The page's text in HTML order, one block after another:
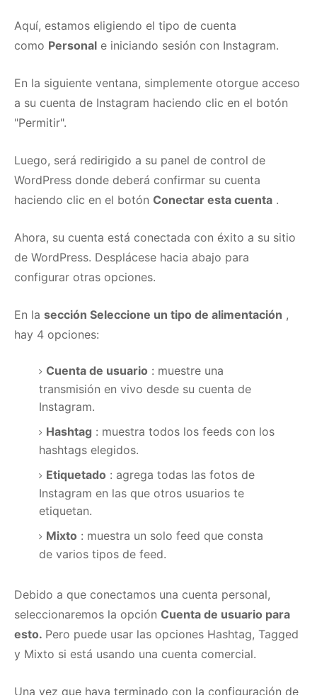
Aquí, estamos eligiendo el tipo de cuenta
como Personal e iniciando sesión con Instagram.
En la siguiente ventana, simplemente otorgue acceso
a su cuenta de Instagram haciendo clic en el botón
"Permitir".
Luego, será redirigido a su panel de control de
WordPress donde deberá confirmar su cuenta
haciendo clic en el botón Conectar esta cuenta .
Ahora, su cuenta está conectada con éxito a su sitio
de WordPress. Desplácese hacia abajo para
configurar otras opciones.
En la sección Seleccione un tipo de alimentación ,
hay 4 opciones:
Cuenta de usuario : muestre una
transmisión en vivo desde su cuenta de
Instagram.
Hashtag : muestra todos los feeds con los
hashtags elegidos.
Etiquetado : agrega todas las fotos de
Instagram en las que otros usuarios te
etiquetan.
Mixto : muestra un solo feed que consta
de varios tipos de feed.
Debido a que conectamos una cuenta personal,
seleccionaremos la opción Cuenta de usuario para
esto. Pero puede usar las opciones Hashtag, Tagged
y Mixto si está usando una cuenta comercial.
Una vez que haya terminado con la configuración de